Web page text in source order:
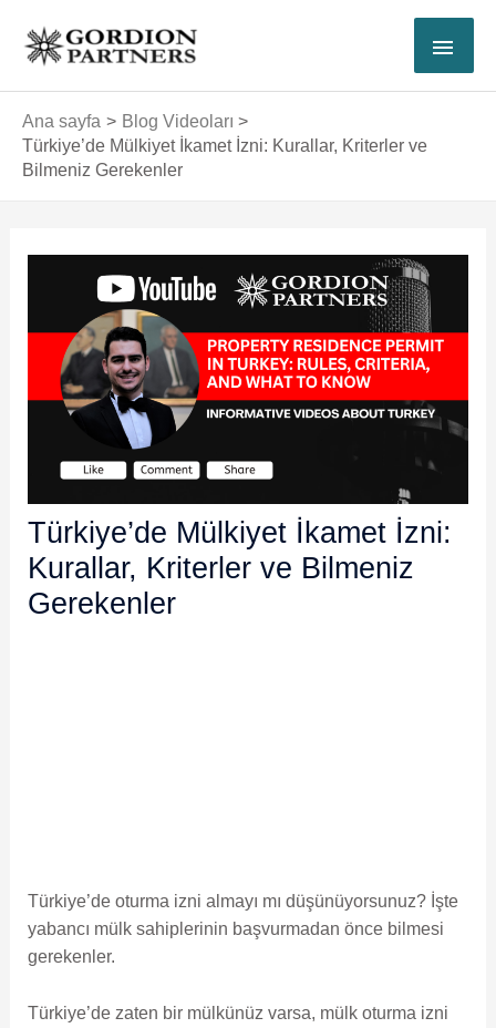
atla
ANA
Ana sayfa
Blog Videoları
Türkiye’de Mülkiyet İkamet İzni: Kurallar, Kriterler ve
Bilmeniz Gerekenler
Türkiye’de Mülkiyet İkamet İzni:
Kurallar, Kriterler ve Bilmeniz
Gerekenler
Türkiye’de oturma izni almayı mı düşünüyorsunuz? İşte
yabancı mülk sahiplerinin başvurmadan önce bilmesi
gerekenler.
Türkiye’de zaten bir mülkünüz varsa, mülk oturma izni